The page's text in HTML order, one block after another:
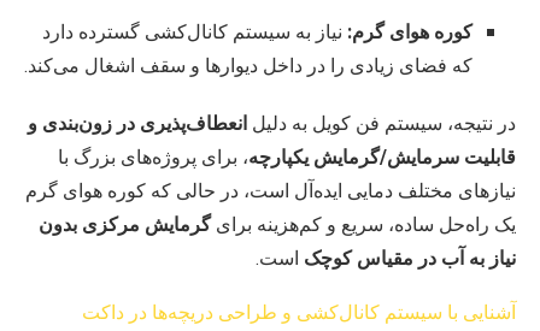
کوره هوای گرم: نیاز به سیستم کانال‌کشی گسترده دارد
که فضای زیادی را در داخل دیوارها و سقف اشغال می‌کند.
در نتیجه، سیستم فن کویل به دلیل انعطاف‌پذیری در زون‌بندی و
قابلیت سرمایش/گرمایش یکپارچه، برای پروژه‌های بزرگ با
نیازهای مختلف دمایی ایده‌آل است، در حالی که کوره هوای گرم
یک راه‌حل ساده، سریع و کم‌هزینه برایگرمایش مرکزی بدون
نیاز به آب در مقیاس کوچک است.
آشنایی با سیستم کانال‌کشی و طراحی دریچه‌ها در داکت